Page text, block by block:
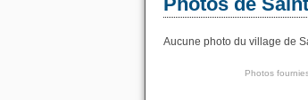
Aucune photo du village de
Photos